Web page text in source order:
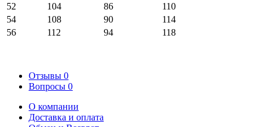
52
104 86
110
54
108 90
114
56
112 94 118
Отзывы 0
Вопросы 0
О компании
Доставка и оплата